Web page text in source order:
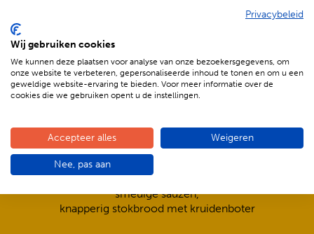
De voordelen van BBQenzo.nl
Compleet is ook écht compleet!
Frisse salades,
smeuïge sauzen,
knapperig stokbrood met kruidenboter
Privacybeleid
Wij gebruiken cookies
We kunnen deze plaatsen voor analyse van onze bezoekersgegevens, om
onze website te verbeteren, gepersonaliseerde inhoud te tonen en om u een
geweldige website-ervaring te bieden. Voor meer informatie over de
cookies die we gebruiken opent u de instellingen.
Accepteer alles Weigeren
Nee, pas aan